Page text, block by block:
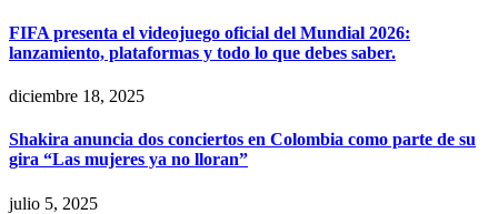
FIFA presenta el videojuego oficial del Mundial 2026:
lanzamiento, plataformas y todo lo que debes saber.
diciembre 18, 2025
Shakira anuncia dos conciertos en Colombia como parte de su
gira “Las mujeres ya no lloran”
julio 5, 2025